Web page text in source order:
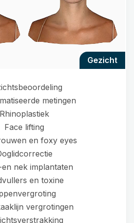
gezicht
metingen
Rhinoplastiek
Face lifting
en foxy eyes
nek implantaten
en toxine
vergrotingen